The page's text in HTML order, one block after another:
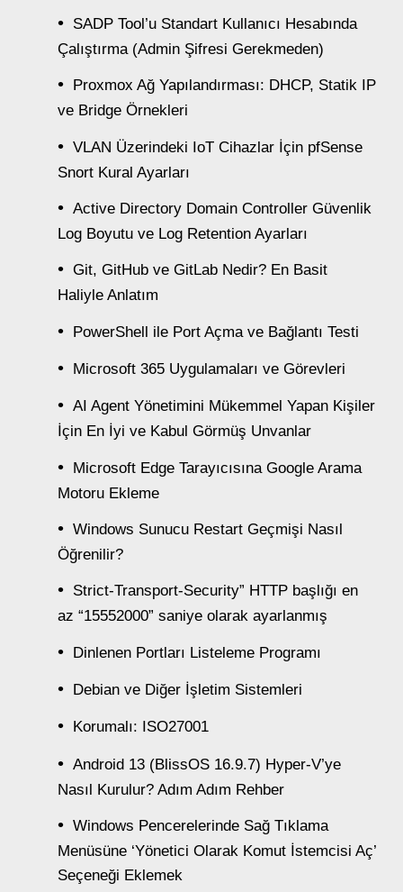
SADP Tool’u Standart Kullanıcı Hesabında
Çalıştırma (Admin Şifresi Gerekmeden)
Proxmox Ağ Yapılandırması: DHCP, Statik IP
ve Bridge Örnekleri
VLAN Üzerindeki IoT Cihazlar İçin pfSense
Snort Kural Ayarları
Active Directory Domain Controller Güvenlik
Log Boyutu ve Log Retention Ayarları
Git, GitHub ve GitLab Nedir? En Basit
Haliyle Anlatım
PowerShell ile Port Açma ve Bağlantı Testi
Microsoft 365 Uygulamaları ve Görevleri
AI Agent Yönetimini Mükemmel Yapan Kişiler
İçin En İyi ve Kabul Görmüş Unvanlar
Microsoft Edge Tarayıcısına Google Arama
Motoru Ekleme
Windows Sunucu Restart Geçmişi Nasıl
Öğrenilir?
Strict-Transport-Security” HTTP başlığı en
az “15552000” saniye olarak ayarlanmış
Dinlenen Portları Listeleme Programı
Debian ve Diğer İşletim Sistemleri
Korumalı: ISO27001
Android 13 (BlissOS 16.9.7) Hyper-V’ye
Nasıl Kurulur? Adım Adım Rehber
Windows Pencerelerinde Sağ Tıklama
Menüsüne ‘Yönetici Olarak Komut İstemcisi Aç’
Seçeneği Eklemek